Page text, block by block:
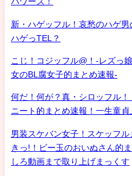
新・ハゲッフル！哀愁のハゲ
ハゲっTEL？
こじ！コジッフル@！-レズっ
女のBL腐女子的まとめ速報-
何だ！何が？真・シロッフ
ニート的まとめ速報！一生童貞
男装スケバン女子！スケッフ
きっ!！ビー玉のおいぬさん的
しろ動画まで取り上げまっくす